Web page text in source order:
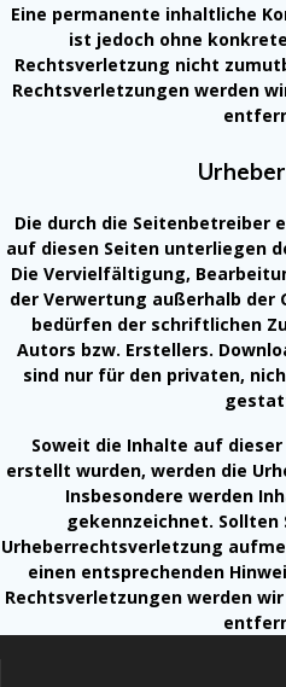
Eine permanente inhaltliche
ist jedoch ohne
Rechtsverletzung nicht
Rechtsverletzungen werden
Die durch die Seitenbetreiber
auf diesen Seiten unterliegen
Die Vervielfältigung,
der Verwertung außerhalb der
bedürfen der schriftlichen
Autors bzw. Erstellers.
sind nur für den privaten,
Soweit die Inhalte auf
erstellt wurden, werden die
Insbesondere werden
gekennzeichnet.
Urheberrechtsverletzung
einen entsprechenden
Rechtsverletzungen werden